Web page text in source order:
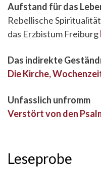
Aufstand für das
Rebellische
das Erzbistum Freiburg
Das indirekte
Die Kirche,
Unfasslich unfromm
Verstört von den
Leseprobe